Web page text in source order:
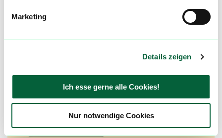
Marketing
Details zeigen
Ich esse gerne alle Cookies!
Nur notwendige Cookies
Community
und Bewertungen flowzz noch besser zu
Preisreduktionen informiert zu werden und
exklusive Angebote zu erhalten!
Jetzt registrieren